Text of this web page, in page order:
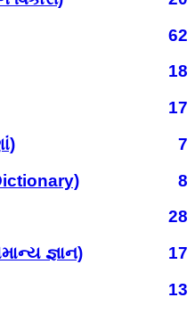
62
18
17
7
8
28
જ્ઞાન)
17
13